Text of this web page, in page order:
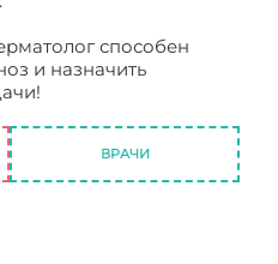
способен
и назначить
ВРАЧИ